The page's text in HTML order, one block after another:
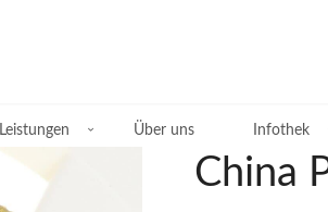
Leistungen Über uns Infothek
China